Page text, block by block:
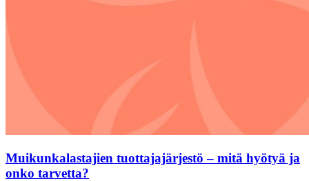
Muikunkalastajien tuottajajärjestö – mitä hyötyä ja
onko tarvetta?